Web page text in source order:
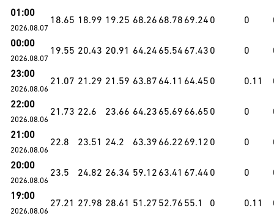
01:00
2026.08.07
18.65 18.99 19.25 68.26 68.78 69.24 0 0
00:00
2026.08.07
19.55 20.43 20.91 64.24 65.54 67.43 0 0
23:00
2026.08.06
21.07 21.29 21.59 63.87 64.11 64.45 0 0.11
22:00
2026.08.06
21.73 22.6 23.66 64.23 65.69 66.65 0 0
21:00
2026.08.06
22.8 23.51 24.2 63.39 66.22 69.12 0 0
20:00
2026.08.06
23.5 24.82 26.34 59.12 63.41 67.44 0 0
19:00
2026.08.06
27.21 27.98 28.61 51.27 52.76 55.1 0 0.11